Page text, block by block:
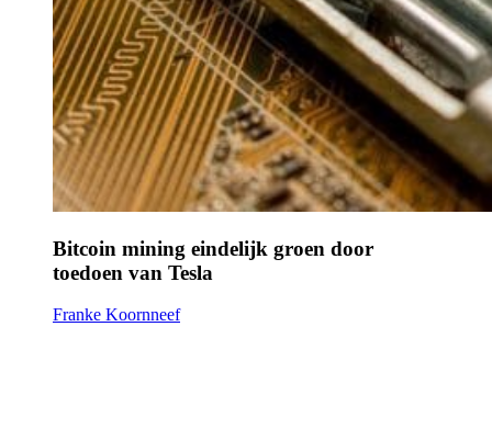
Bitcoin mining eindelijk groen door
toedoen van Tesla
Franke Koornneef